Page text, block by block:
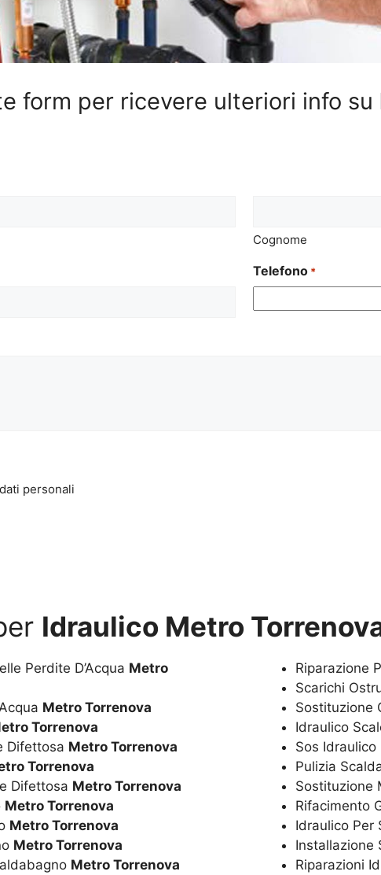
form per ricevere ulteriori info su
Cognome
Telefono *
personali
Idraulico Metro
Perdite D’Acqua Metro
Metro Torrenova
Torrenova
Difettosa Metro Torrenova
Torrenova
Difettosa Metro Torrenova
Metro Torrenova
Metro Torrenova
Metro Torrenova
Metro Torrenova
Riparazione
Scarichi
Sostituzione
Idraulico
Sos Idraulico
Pulizia
Sostituzione
Rifacimento
Idraulico Per
Installazione
Riparazioni